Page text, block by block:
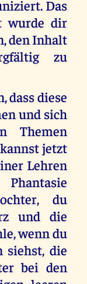
Das
wurde dir
den Inhalt
zu
dass diese
und sich
Themen
jetzt
Lehren
du
und die
wenn du
siehst, die
bei den